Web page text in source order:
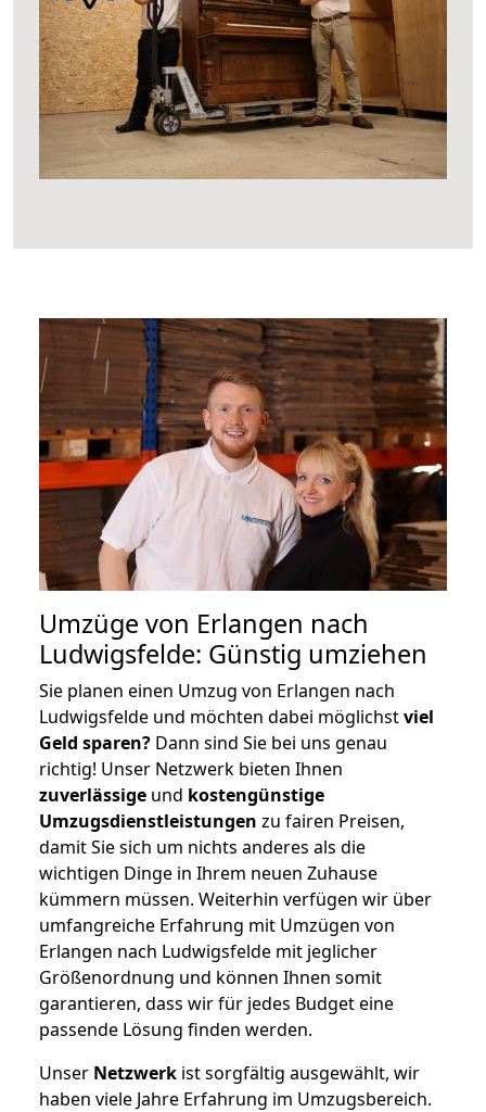
Umzüge von Erlangen nach
Ludwigsfelde: Günstig umziehen
Sie planen einen Umzug von Erlangen nach
Ludwigsfelde und möchten dabei möglichstviel
Geld sparen? Dann sind Sie bei uns genau
richtig! Unser Netzwerk bieten Ihnen
zuverlässige und kostengünstige
Umzugsdienstleistungen zu fairen Preisen,
damit Sie sich um nichts anderes als die
wichtigen Dinge in Ihrem neuen Zuhause
kümmern müssen. Weiterhin verfügen wir über
umfangreiche Erfahrung mit Umzügen von
Erlangen nach Ludwigsfelde mit jeglicher
Größenordnung und können Ihnen somit
garantieren, dass wir für jedes Budget eine
passende Lösung finden werden.
Unser Netzwerk ist sorgfältig ausgewählt, wir
haben viele Jahre Erfahrung im Umzugsbereich.